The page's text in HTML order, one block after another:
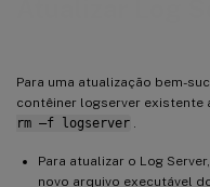
Para uma atualização bem-
contêiner logserver existente
rm –f logserver
Para atualizar o Log
novo arquivo executável